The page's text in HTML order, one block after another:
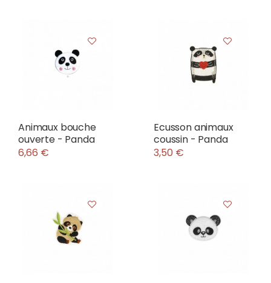
Animaux bouche
ouverte - Panda
6,66 €
Ecusson animaux
coussin - Panda
3,50 €